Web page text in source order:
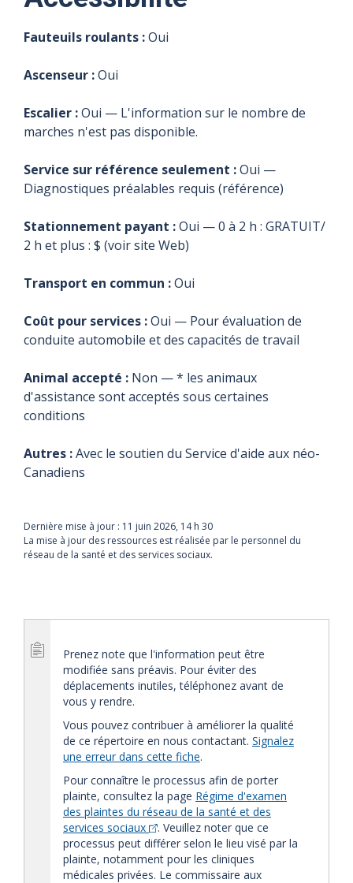
Fauteuils roulants :Oui
Ascenseur :Oui
Escalier :Oui — L'information sur le nombre de
marches n'est pas disponible.
Service sur référence seulement :Oui —
Diagnostiques préalables requis (référence)
Stationnement payant :Oui — 0 à 2 h : GRATUIT/
2 h et plus : $ (voir site Web)
Transport en commun :Oui
Coût pour services :Oui — Pour évaluation de
conduite automobile et des capacités de travail
Animal accepté : Non — * les animaux
d'assistance sont acceptés sous certaines
conditions
Autres :Avec le soutien du Service d'aide aux néo-
Canadiens
Dernière mise à jour : 11 juin 2026, 14 h 30
La mise à jour des ressources est réalisée par le personnel du
réseau de la santé et des services sociaux.
Prenez note que l'information peut être
modifiée sans préavis. Pour éviter des
déplacements inutiles, téléphonez avant de
vous y rendre.
Vous pouvez contribuer à améliorer la qualité
de ce répertoire en nous contactant. Signalez
une erreur dans cette fiche.
Pour connaître le processus afin de porter
plainte, consultez la page Régime d'examen
des plaintes du réseau de la santé et des
services sociaux
. Veuillez noter que ce
processus peut différer selon le lieu visé par la
plainte, notamment pour les cliniques
médicales privées. Le commissaire aux